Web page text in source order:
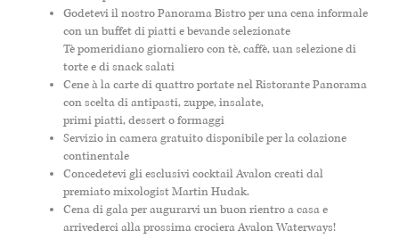
Godetevi il nostro Panorama Bistro per una cena informale
con un buffet di piatti e bevande selezionate
Tè pomeridiano giornaliero con tè, caffè, uan selezione di
torte e di snack salati
Cene à la carte di quattro portate nel Ristorante Panorama
con scelta di antipasti, zuppe, insalate,
primi piatti, dessert o formaggi
Servizio in camera gratuito disponibile per la colazione
continentale
Concedetevi gli esclusivi cocktail Avalon creati dal
premiato mixologist Martin Hudak.
Cena di gala per augurarvi un buon rientro a casa e
arrivederci alla prossima crociera Avalon Waterways!